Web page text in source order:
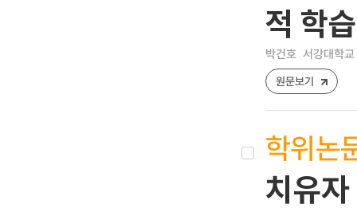
적 학
박건호 서강대학
원문보기
학위논
치유